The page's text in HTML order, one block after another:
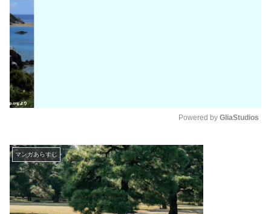
Powered by GliaStudios
マンガあらすじ